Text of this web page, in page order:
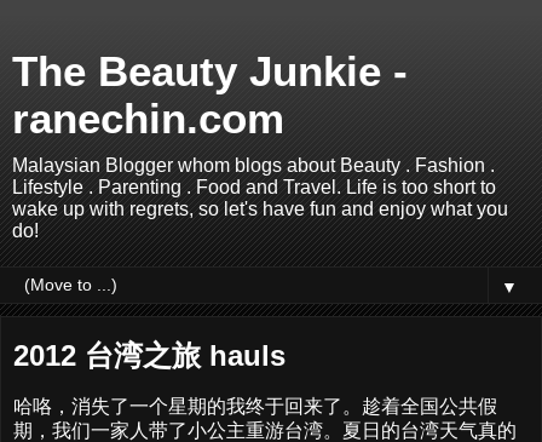
The Beauty Junkie -
ranechin.com
Malaysian Blogger whom blogs about Beauty . Fashion .
Lifestyle . Parenting . Food and Travel. Life is too short to
wake up with regrets, so let's have fun and enjoy what you
do!
▼
2012 台湾之旅 hauls
哈咯，消失了一个星期的我终于回来了。趁着全国公共假
期，我们一家人带了小公主重游台湾。夏日的台湾天气真的